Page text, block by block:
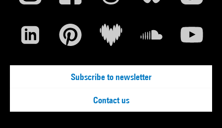
Subscribe to newsletter
Contact us